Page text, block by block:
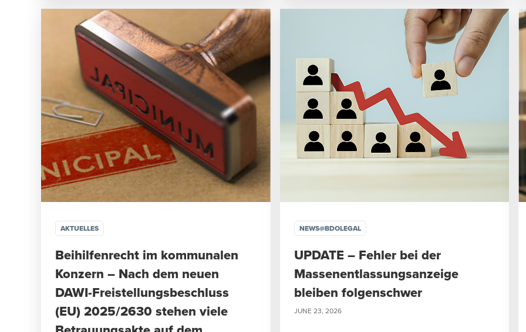
AKTUELLES
Beihilfenrecht im kommunalen
Konzern – Nach dem neuen
DAWI-Freistellungsbeschluss
(EU) 2025/2630 stehen viele
NEWS@BDOLEGAL
UPDATE – Fehler bei der
Massenentlassungsanzeige
bleiben folgenschwer
JUNE 23, 2026